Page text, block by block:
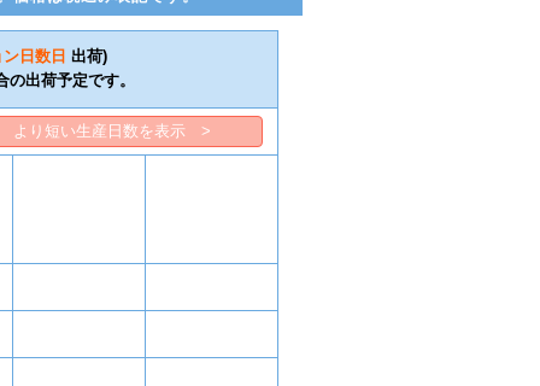
ン日数 日 出荷)
出荷予定です。
より短い生産日数を表示 >